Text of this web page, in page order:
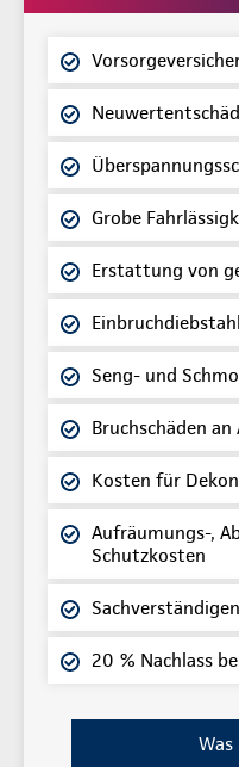
Grobe
Erstattung von
Seng- und
Bruchschäden
Kosten für
Aufräumungs-,
Schutzkosten
20 % Nachlass